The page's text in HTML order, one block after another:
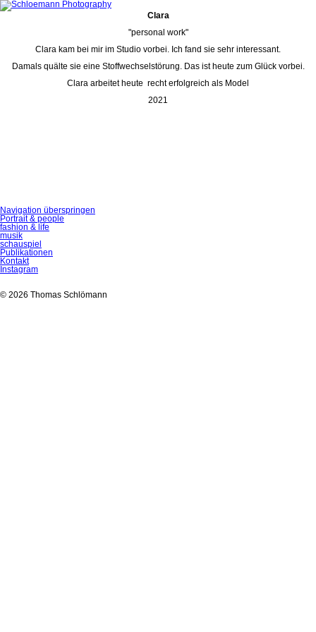
Clara
"personal work"
Clara kam bei mir im Studio vorbei. Ich fand sie sehr interessant.
Damals quälte sie eine Stoffwechselstörung. Das ist heute zum Glück vorbei.
Clara arbeitet heute recht erfolgreich als Model
2021
Navigation überspringen
Portrait & people
fashion & life
musik
schauspiel
Publikationen
Kontakt
Instagram
© 2026 Thomas Schlömann